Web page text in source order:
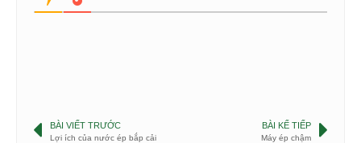
BÀI VIẾT TRƯỚC
Lợi ích của nước ép bắp cải
BÀI KẾ TIẾP
Máy ép chậm